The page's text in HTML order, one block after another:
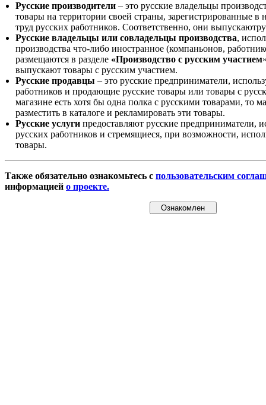
Русские производители – это русские владельцы
товары на территории своей страны, зарегистрированные
труд русских работников. Соответственно, они
Русские владельцы или совладельцы производства,
производства что-либо иностранное (компаньонов,
размещаются в разделе «Производство с русским участием
выпускают товары с русским участием.
Русские продавцы – это русские предприниматели,
работников и продающие русские товары или товары с
магазине есть хотя бы одна полка с русскими товарами, то
разместить в каталоге и рекламировать эти товары.
Русские услуги предоставляют русские предприниматели,
русских работников и стремящиеся, при возможности,
товары.
Также обязательно ознакомьтесь с пользовательским
информацией о проекте.
Ознакомлен